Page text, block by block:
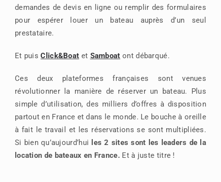
demandes de devis en ligne ou remplir des formulaires
pour espérer louer un bateau auprès d’un seul
prestataire.
Et puisClick&Boat et Samboat ont débarqué.
Ces deux plateformes françaises sont venues
révolutionner la manière de réserver un bateau. Plus
simple d’utilisation, des milliers d’offres à disposition
partout en France et dans le monde. Le bouche à oreille
à fait le travail et les réservations se sont multipliées.
Si bien qu’aujourd’hui
les 2 sites sont les leaders de la
location de bateaux en France. Et à juste titre !